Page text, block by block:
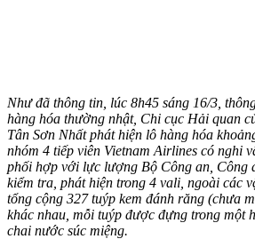
Như đã thông tin, lúc 8h45 sáng 16/3,
hàng hóa thường nhật, Chi cục Hải quan
Tân Sơn Nhất phát hiện lô hàng hóa
nhóm 4 tiế‌p viê‌n Vietnam Airlines có nghi
phối hợp với lực lượng Bộ Công an, Công
kiểm tra, phát hiện trong 4 vali, ngoài các
tổng cộng 327 tuýp kem đánh răng (chưa
khác nhau, mỗi tuýp được đựng trong một
chai nước súc miệng.